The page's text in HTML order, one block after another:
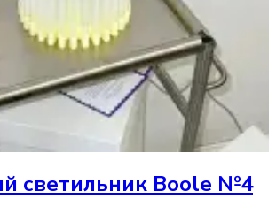
светильник Boole №4